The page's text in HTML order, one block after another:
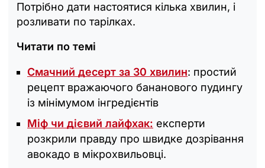
Потрібно дати настоятися кілька хвилин, і
розливати по тарілках.
Читати по темі
Смачний десерт за 30 хвилин: простий
рецепт вражаючого бананового пудингу
із мінімумом інгредієнтів
Міф чи дієвий лайфхак: експерти
розкрили правду про швидке дозрівання
авокадо в мікрохвильовці.